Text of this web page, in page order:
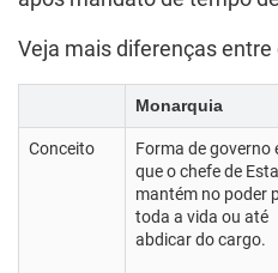
Veja mais diferenças
Monarquia
Conceito
Forma de governo
que o chefe de
mantém no poder
toda a vida ou até
abdicar do cargo.